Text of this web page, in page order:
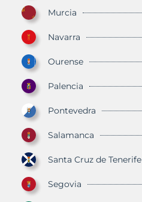
Murcia
Navarra
Ourense
Palencia
Pontevedra
Salamanca
Santa Cruz de Tenerife
Segovia